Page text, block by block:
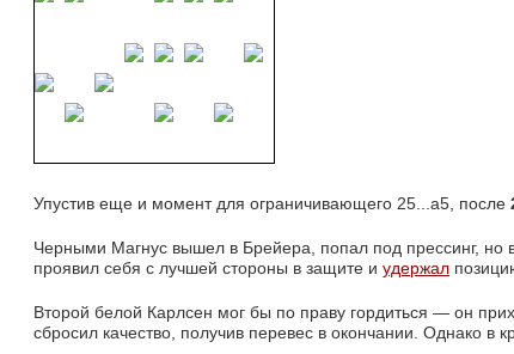
Упустив еще и момент для ограничивающего 25...a5, после
Черными Магнус вышел в Брейера, попал под прессинг,
проявил себя с лучшей стороны в защите и удержал
Второй белой Карлсен мог бы по праву гордиться — он
сбросил качество, получив перевес в окончании. Однако в